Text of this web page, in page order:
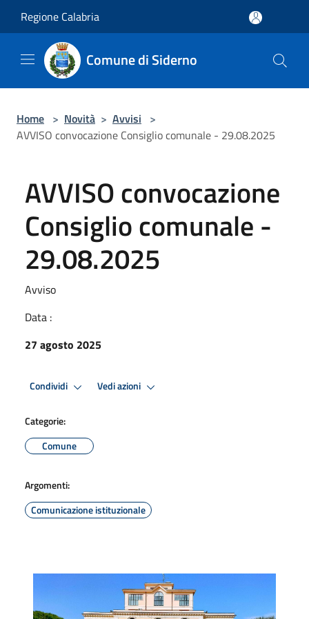
Regione Calabria
Comune di Siderno
Home > Novità > Avvisi >
AVVISO convocazione Consiglio comunale - 29.08.2025
AVVISO convocazione
Consiglio comunale -
29.08.2025
Avviso
Data :
27 agosto 2025
Condividi Vedi azioni
Categorie:
Comune
Argomenti:
Comunicazione istituzionale